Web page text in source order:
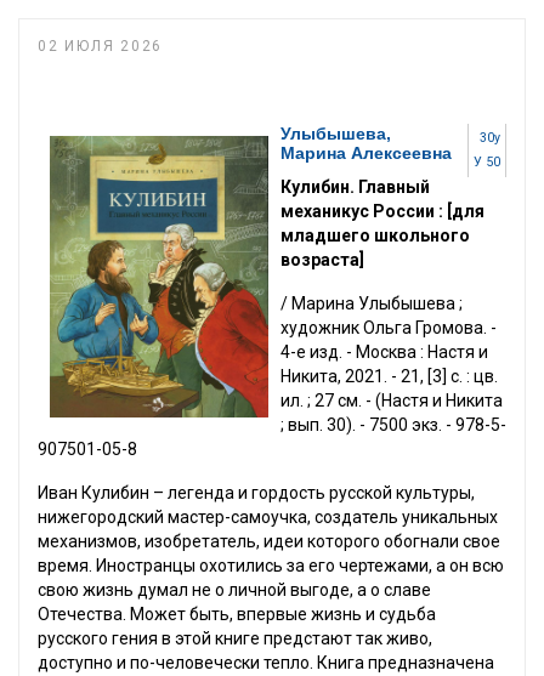
02 ИЮЛЯ 2026
30у
У 50
Улыбышева,
Марина Алексеевна
Кулибин. Главный
механикус России : [для
младшего школьного
возраста]
/ Марина Улыбышева ;
художник Ольга Громова. -
4-е изд. - Москва : Настя и
Никита, 2021. - 21, [3] с. : цв.
ил. ; 27 см. - (Настя и Никита
; вып. 30). - 7500 экз. - 978-5-
907501-05-8
Иван Кулибин – легенда и гордость русской культуры,
нижегородский мастер-самоучка, создатель уникальных
механизмов, изобретатель, идеи которого обогнали свое
время. Иностранцы охотились за его чертежами, а он всю
свою жизнь думал не о личной выгоде, а о славе
Отечества. Может быть, впервые жизнь и судьба
русского гения в этой книге предстают так живо,
доступно и по-человечески тепло. Книга предназначена